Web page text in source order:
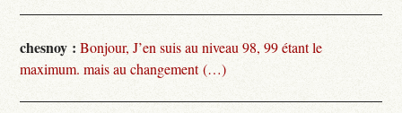
chesnoy : Bonjour, J’en suis au niveau 98, 99 étant le
maximum. mais au changement (…)